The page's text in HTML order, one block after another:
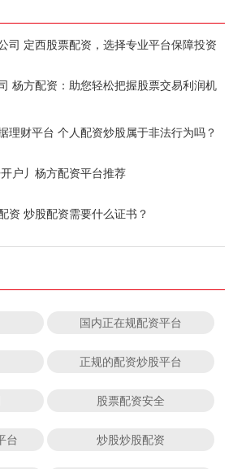
司 定西股票配资，选择专业平台保障投资
杨方配资：助您轻松把握股票交易利润机
理财平台 个人配资炒股属于非法行为吗？
户丿杨方配资平台推荐
资 炒股配资需要什么证书？
国内正在规配资平台
正规的配资炒股平台
股票配资安全
台 炒股炒股配资